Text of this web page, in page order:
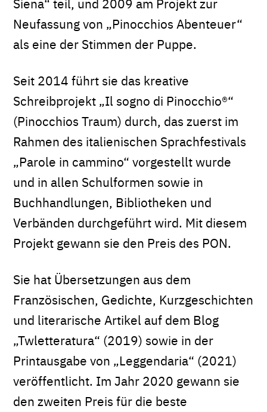
Neufassung von „Pinocchios Abenteuer“
als eine der Stimmen der Puppe.
Seit 2014 führt sie das kreative
Schreibprojekt „Il sogno di Pinocchio®“
(Pinocchios Traum) durch, das zuerst im
Rahmen des italienischen Sprachfestivals
„Parole in cammino“ vorgestellt wurde
und in allen Schulformen sowie in
Buchhandlungen, Bibliotheken und
Verbänden durchgeführt wird. Mit diesem
Projekt gewann sie den Preis des PON.
Sie hat Übersetzungen aus dem
Französischen, Gedichte, Kurzgeschichten
und literarische Artikel auf dem Blog
„Twletteratura“ (2019) sowie in der
Printausgabe von „Leggendaria“ (2021)
veröffentlicht. Im Jahr 2020 gewann sie
den zweiten Preis für die beste